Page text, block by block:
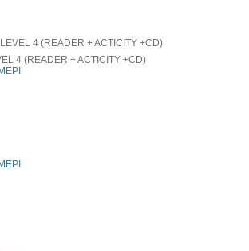
4 (READER + ACTICITY +CD)